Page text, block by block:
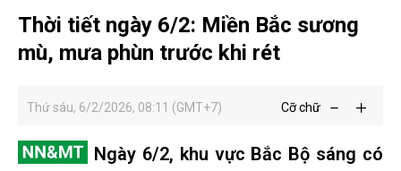
Thời tiết ngày 6/2: Miền Bắc sương
mù, mưa phùn trước khi rét
Thứ sáu, 6/2/2026, 08:11 (GMT+7) Cỡ chữ
Ngày 6/2, khu vực Bắc Bộ sáng có